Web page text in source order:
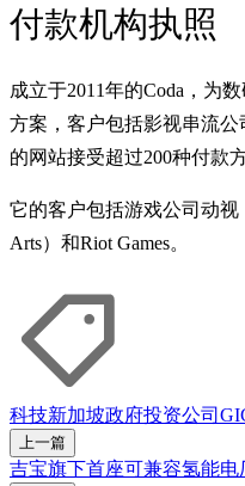
付款机构执照
成立于2011年的Coda，为
方案，客户包括影视串流
的网站接受超过200种付款方
它的客户包括游戏公司动视
Arts）和Riot Games。
科技新加坡政府投资公司
上一篇
吉宝旗下首座可兼容氢能电